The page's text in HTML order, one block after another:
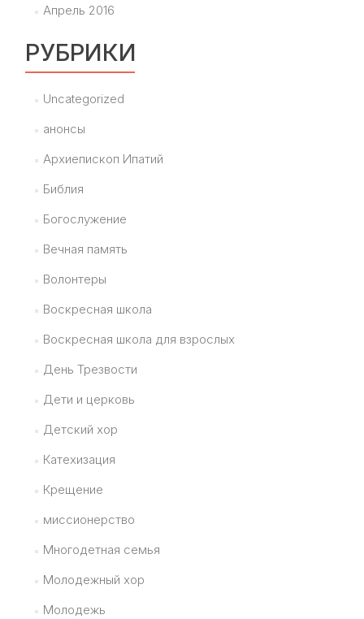
Апрель 2016
РУБРИКИ
Uncategorized
анонсы
Архиепископ Ипатий
Библия
Богослужение
Вечная память
Волонтеры
Воскресная школа
Воскресная школа для взрослых
День Трезвости
Дети и церковь
Детский хор
Катехизация
Крещение
миссионерство
Многодетная семья
Молодежный хор
Молодежь